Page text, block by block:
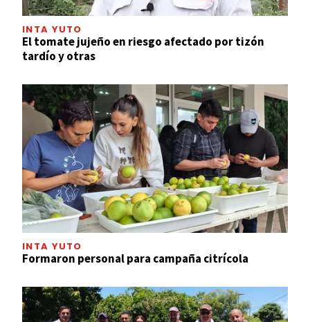
INTA YUTO
El tomate jujeño en riesgo afectado por tizón
tardío y otras
INTA YUTO
Formaron personal para campaña citrícola